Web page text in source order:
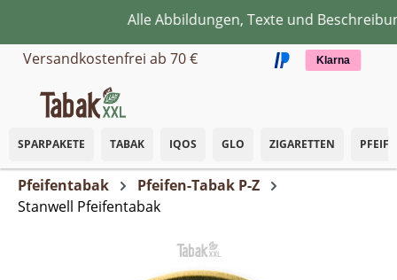
Zum Hauptinhalt springenAlle Abbildungen, Texte und
Versandkostenfrei ab 70 €
Klarna
SPARPAKETE TABAK IQOS GLO ZIGARETTEN
Pfeifentabak
Pfeifen-Tabak P-Z
Stanwell Pfeifentabak